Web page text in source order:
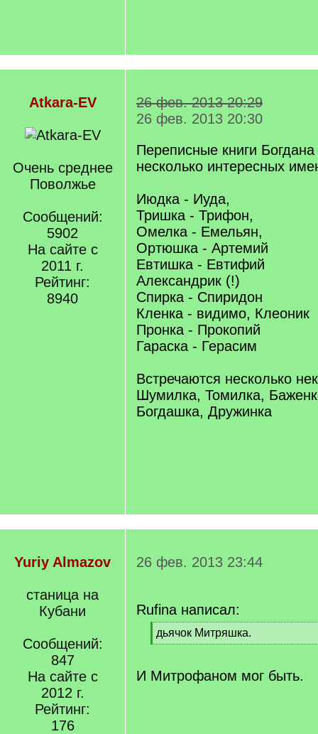
Atkara-EV
Очень среднее
Поволжье
Сообщений:
5902
На сайте с
2011 г.
Рейтинг:
8940
26 фев. 2013 20:29
26 фев. 2013 20:30
Переписные книги
несколько интересных
Июдка - Иуда,
Тришка - Трифон,
Омелка - Емельян,
Ортюшка - Артемий
Евтишка - Евтифий
Александрик (!)
Спирка - Спиридон
Кленка - видимо, Клеоник
Пронка - Прокопий
Гараска - Герасим
Встречаются несколько
Шумилка, Томилка,
Богдашка, Дружинка
Yuriy Almazov
станица на
Кубани
Сообщений:
847
На сайте с
2012 г.
Рейтинг:
176
26 фев. 2013 23:44
Rufina написал:
[
q
дьячок Митряшка.
[
q
]
И Митрофаном мог быть.